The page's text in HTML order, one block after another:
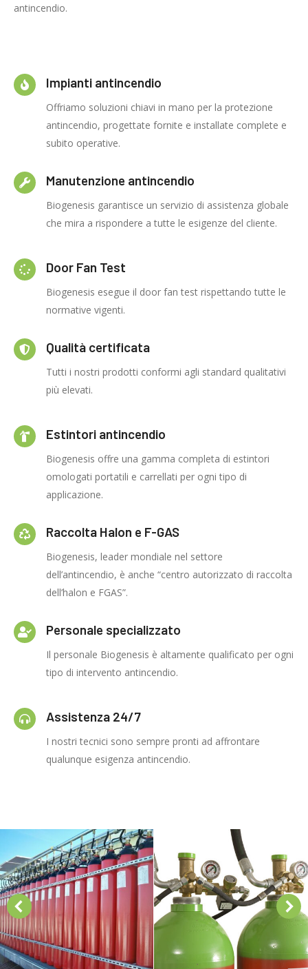
antincendio.
Impianti antincendio
Offriamo soluzioni chiavi in mano per la protezione
antincendio, progettate fornite e installate complete e
subito operative.
Manutenzione antincendio
Biogenesis garantisce un servizio di assistenza globale
che mira a rispondere a tutte le esigenze del cliente.
Door Fan Test
Biogenesis esegue il door fan test rispettando tutte le
normative vigenti.
Qualità certificata
Tutti i nostri prodotti conformi agli standard qualitativi
più elevati.
Estintori antincendio
Biogenesis offre una gamma completa di estintori
omologati portatili e carrellati per ogni tipo di
applicazione.
Raccolta Halon e F-GAS
Biogenesis, leader mondiale nel settore
dell’antincendio, è anche “centro autorizzato di raccolta
dell’halon e FGAS”.
Personale specializzato
Il personale Biogenesis è altamente qualificato per ogni
tipo di intervento antincendio.
Assistenza 24/7
I nostri tecnici sono sempre pronti ad affrontare
qualunque esigenza antincendio.